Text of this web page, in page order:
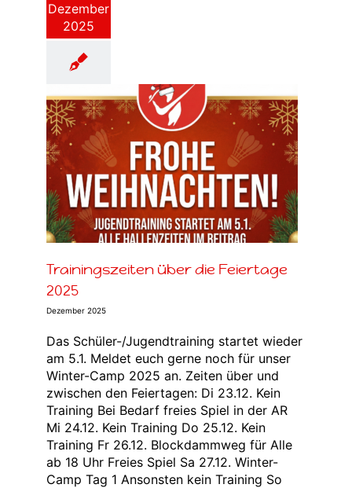
Dezember
2025
Trainingszeiten über die Feiertage
2025
Dezember 2025
Das Schüler-/Jugendtraining startet wieder
am 5.1. Meldet euch gerne noch für unser
Winter-Camp 2025 an. Zeiten über und
zwischen den Feiertagen: Di 23.12. Kein
Training Bei Bedarf freies Spiel in der AR
Mi 24.12. Kein Training Do 25.12. Kein
Training Fr 26.12. Blockdammweg für Alle
ab 18 Uhr Freies Spiel Sa 27.12. Winter-
Camp Tag 1 Ansonsten kein Training So